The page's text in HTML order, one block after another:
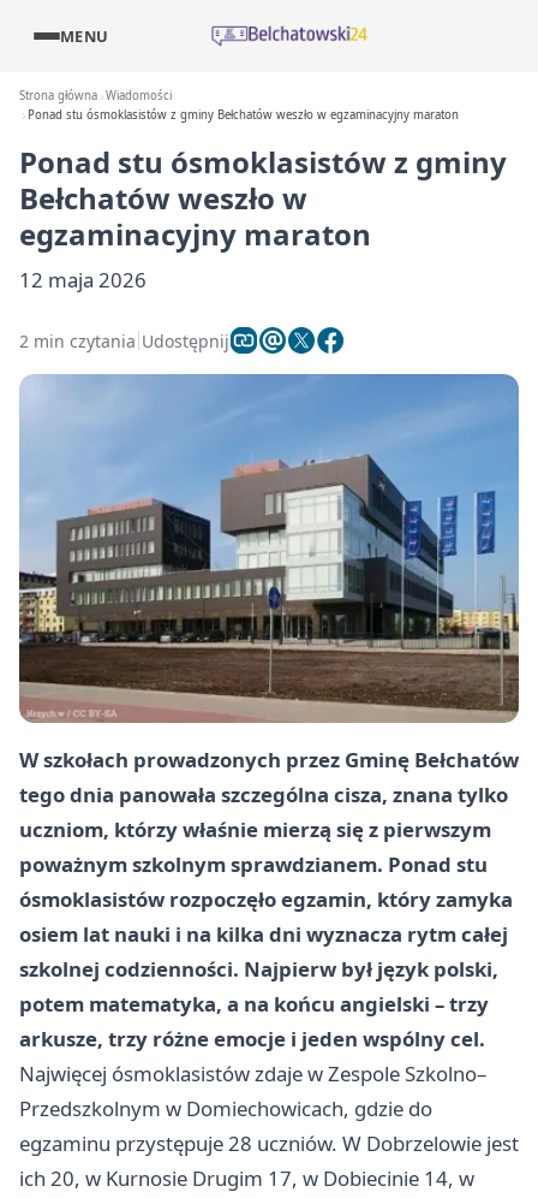
MENU
Strona główna Wiadomości
Ponad stu ósmoklasistów z gminy Bełchatów weszło w egzaminacyjny maraton
Ponad stu ósmoklasistów z gminy
Bełchatów weszło w
egzaminacyjny maraton
12 maja 2026
2 min czytania Udostępnij
W szkołach prowadzonych przez Gminę Bełchatów
tego dnia panowała szczególna cisza, znana tylko
uczniom, którzy właśnie mierzą się z pierwszym
poważnym szkolnym sprawdzianem. Ponad stu
ósmoklasistów rozpoczęło egzamin, który zamyka
osiem lat nauki i na kilka dni wyznacza rytm całej
szkolnej codzienności. Najpierw był język polski,
potem matematyka, a na końcu angielski – trzy
arkusze, trzy różne emocje i jeden wspólny cel.
Najwięcej ósmoklasistów zdaje w Zespole Szkolno–
Przedszkolnym w Domiechowicach, gdzie do
egzaminu przystępuje 28 uczniów. W Dobrzelowie jest
ich 20, w Kurnosie Drugim 17, w Dobiecinie 14, w